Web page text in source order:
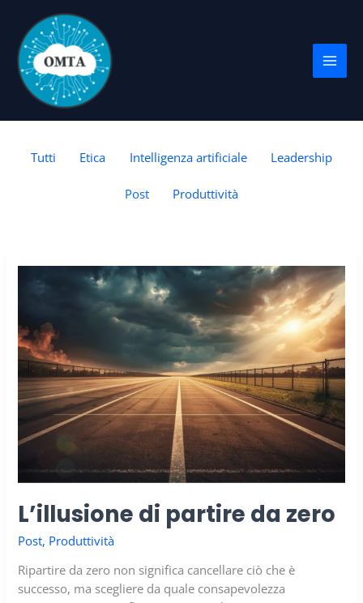
contenuto
Filter
Tutti Etica Intelligenza artificiale Leadership
Post Produttività
L’illusione di partire da zero
Post, Produttività
Ripartire da zero non significa cancellare ciò che è
successo, ma scegliere da quale consapevolezza